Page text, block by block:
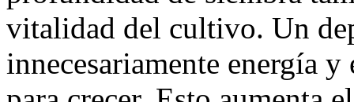
vitalidad del cultivo. Un
innecesariamente energía